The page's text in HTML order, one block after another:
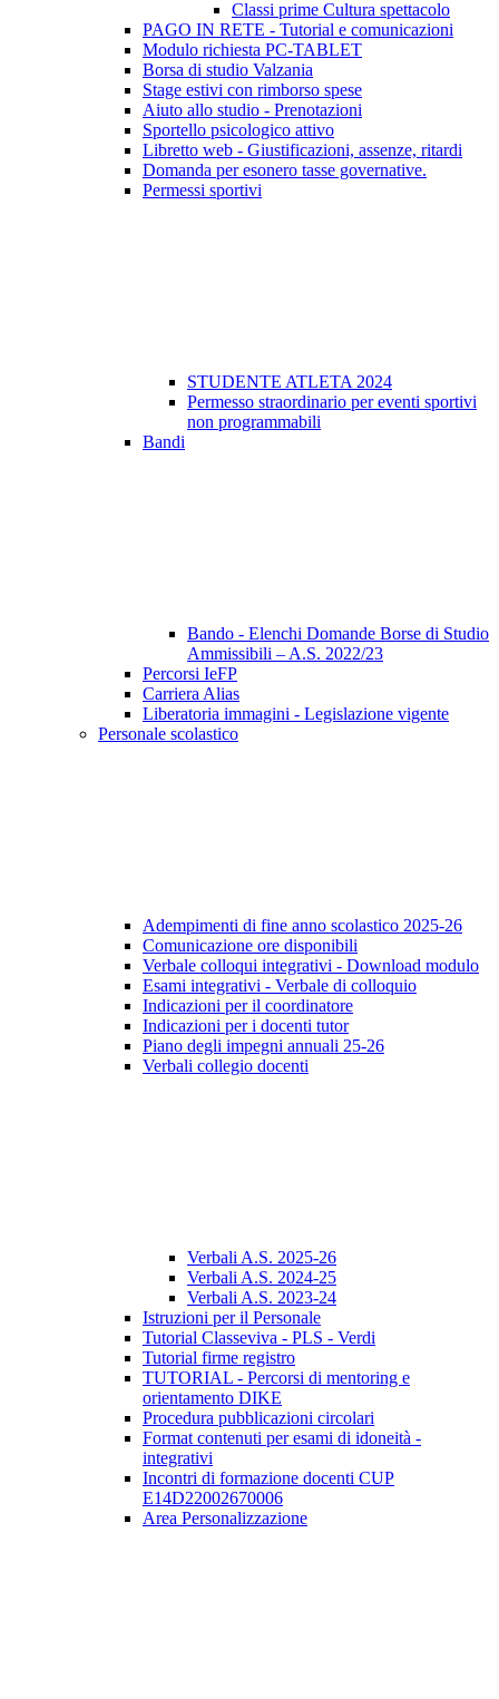
Classi prime Cultura spettacolo
PAGO IN RETE - Tutorial e comunicazioni
Modulo richiesta PC-TABLET
Borsa di studio Valzania
Stage estivi con rimborso spese
Aiuto allo studio - Prenotazioni
Sportello psicologico attivo
Libretto web - Giustificazioni, assenze, ritardi
Domanda per esonero tasse governative.
Permessi sportivi
STUDENTE ATLETA 2024
Permesso straordinario per eventi sportivi
non programmabili
Bandi
Bando - Elenchi Domande Borse di Studio
Ammissibili – A.S. 2022/23
Percorsi IeFP
Carriera Alias
Liberatoria immagini - Legislazione vigente
Personale scolastico
Adempimenti di fine anno scolastico 2025-26
Comunicazione ore disponibili
Verbale colloqui integrativi - Download modulo
Esami integrativi - Verbale di colloquio
Indicazioni per il coordinatore
Indicazioni per i docenti tutor
Piano degli impegni annuali 25-26
Verbali collegio docenti
Verbali A.S. 2025-26
Verbali A.S. 2024-25
Verbali A.S. 2023-24
Istruzioni per il Personale
Tutorial Classeviva - PLS - Verdi
Tutorial firme registro
TUTORIAL - Percorsi di mentoring e
orientamento DIKE
Procedura pubblicazioni circolari
Format contenuti per esami di idoneità -
integrativi
Incontri di formazione docenti CUP
E14D22002670006
Area Personalizzazione